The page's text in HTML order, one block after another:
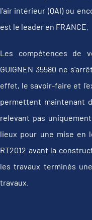
l'air intérieur (QAI) ou
est le leader en FRANCE.
Les compétences de
GUIGNEN 35580 ne
effet, le savoir-faire et
permettent maintenant
relevant pas
lieux pour une mise en
RT2012 avant la
les travaux terminés
travaux.